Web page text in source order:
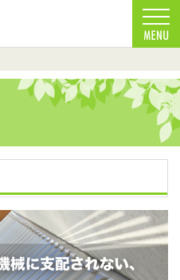
南市・松江市）の工務店なら安心・信頼の
なら当店で家づくり